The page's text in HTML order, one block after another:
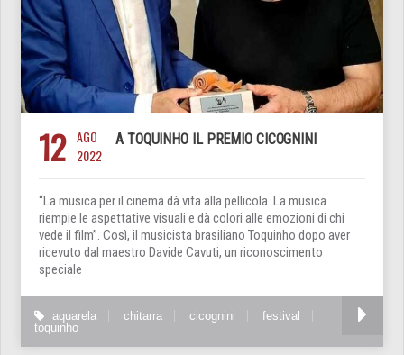
12 AGO
2022
A TOQUINHO IL PREMIO CICOGNINI
“La musica per il cinema dà vita alla pellicola. La musica
riempie le aspettative visuali e dà colori alle emozioni di chi
vede il film”. Così, il musicista brasiliano Toquinho dopo aver
ricevuto dal maestro Davide Cavuti, un riconoscimento
speciale
aquarela chitarra cicognini
festival
toquinho